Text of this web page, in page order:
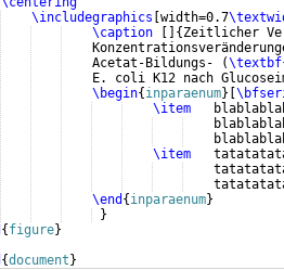
\includegraphics width=0.7
\caption
{ Zeitlicher
    Acetat-Bildungs-
(\textbf
E. coli K12 nach
\begin{ inparaenum}
\item
\item
\end { inparaenum}
}
{ figure}
{document }